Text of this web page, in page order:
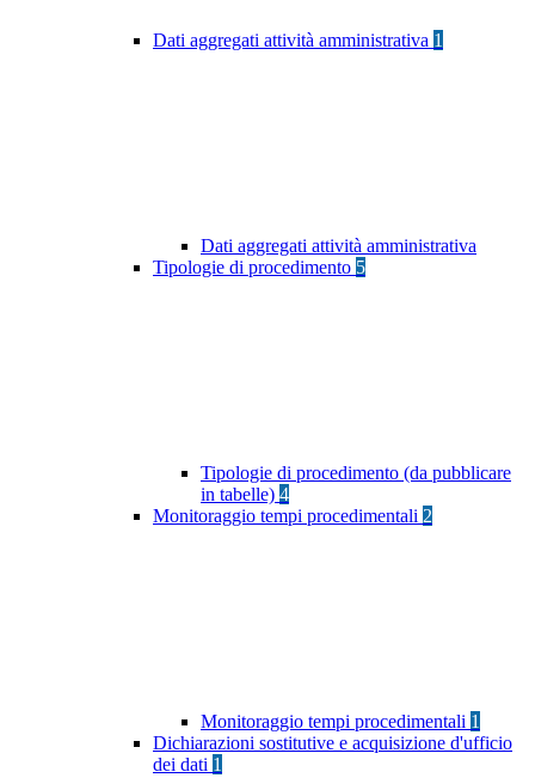
Dati aggregati attività amministrativa 1
Dati aggregati attività amministrativa
Tipologie di procedimento 5
Tipologie di procedimento (da pubblicare
in tabelle) 4
Monitoraggio tempi procedimentali 2
Monitoraggio tempi procedimentali 1
Dichiarazioni sostitutive e acquisizione d'ufficio
dei dati 1